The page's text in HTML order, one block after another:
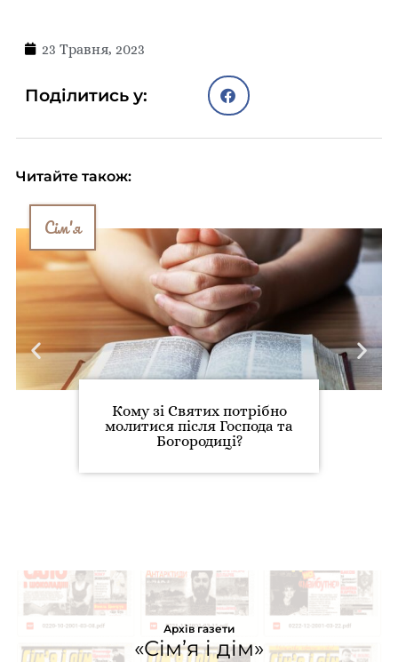
23 Травня, 2023
Поділитись у:
Читайте також:
Сім'я
Кому зі Святих потрібно
молитися після Господа та
Богородиці?
Архів газети
«Сім’я і дім»